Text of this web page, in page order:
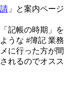
」と案内ページ
記帳の時期」を
うな #簿記 業務
に行った方が間
れるのでオスス